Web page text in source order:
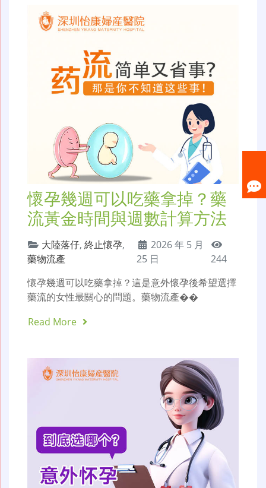
懷孕幾週可以吃藥拿掉？藥
流黃金時間與週數計算方法
大陸落仔, 終止懷孕,
藥物流產
2026 年 5 月
25 日
244
懷孕幾週可以吃藥拿掉？這是意外懷孕後希望選擇
藥流的女性最關心的問題。藥物流產��
Read More